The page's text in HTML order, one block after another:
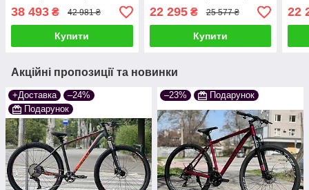
185 см
38 493 ₴ 42 981 ₴
Купити
175-185 см
22 295₴ 25 577 ₴
Купити
22
Акційні пропозиції та новинки
+Доставка
–24%
Подарунок
–23% Подарунок